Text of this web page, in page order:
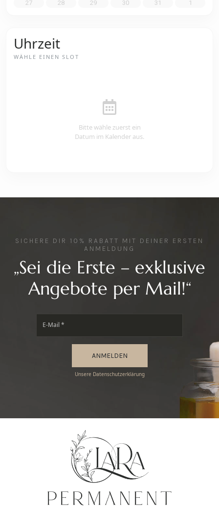
27
28 29 30 31 1
Uhrzeit
WÄHLE EINEN SLOT
Bitte wähle zuerst ein
Datum im Kalender aus.
SICHERE DIR 10% RABATT MIT DEINER ERSTEN
ANMELDUNG
„Sei die Erste – exklusive
Angebote per Mail!“
ANMELDEN
Unsere Datenschutzerklärung